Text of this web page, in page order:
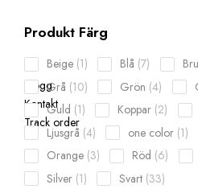
Produkt Färg
Beige 11
product
Blå 77
products
Grå 1010
products
Grön 44
products
Guld 11
product
Koppar 22
products
Ljusgrå 44
products
one color 11
Orange 33
products
Röd 66
Silver 11
Svart 3333
Blogg
Kontakt
Track order